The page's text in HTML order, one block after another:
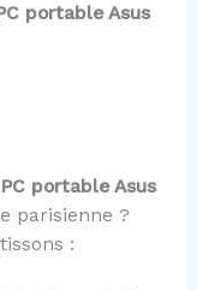
portable Asus
PC portable Asus
parisienne ?
: